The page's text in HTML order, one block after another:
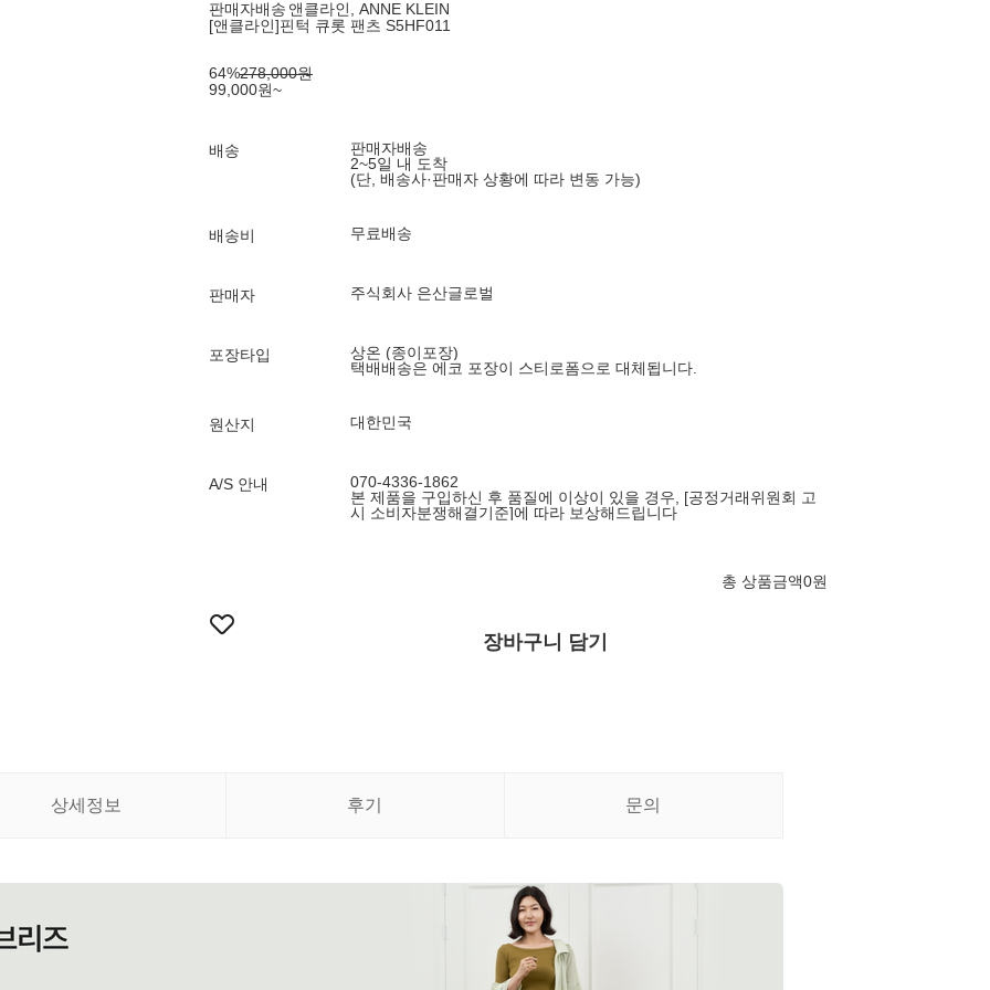
판매자배송 앤클라인, ANNE KLEIN
[앤클라인]핀턱 큐롯 팬츠 S5HF011
64%278,000원
99,000원~
배송
판매자배송
2~5일 내 도착
(단, 배송사·판매자 상황에 따라 변동 가능)
배송비 무료배송
판매자 주식회사 은산글로벌
포장타입
상온 (종이포장)
택배배송은 에코 포장이 스티로폼으로 대체됩니다.
원산지 대한민국
A/S 안내
070-4336-1862
본 제품을 구입하신 후 품질에 이상이 있을 경우, [공정거래위원회 고
시 소비자분쟁해결기준]에 따라 보상해드립니다
총 상품금액0원
장바구니 담기
상세정보 후기 문의